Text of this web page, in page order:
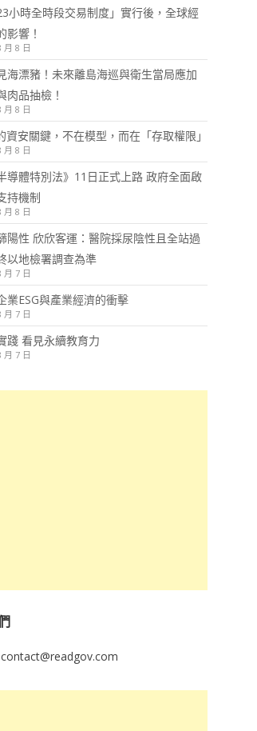
小時全時段交易制度」實行後，全球經
影響！
月 8 日
海漂豬！未來離島海巡與衛生當局應加
肉品抽檢！
月 8 日
資安關鍵，不在模型，而在「存取權限」
月 8 日
導體特別法》11日正式上路 政府全面啟
持機制
月 8 日
陽性 欣欣客運：醫院採尿陰性且全站過
以地檢署調查為準
月 7 日
業ESG與產業經濟的衝擊
月 7 日
踐 看見永續教育力
月 7 日
contact@readgov.com